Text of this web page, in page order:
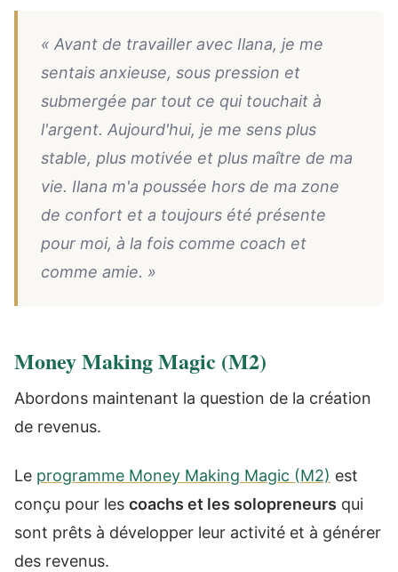
« Avant de travailler avec Ilana, je me
sentais anxieuse, sous pression et
submergée par tout ce qui touchait à
l'argent. Aujourd'hui, je me sens plus
stable, plus motivée et plus maître de ma
vie. Ilana m'a poussée hors de ma zone
de confort et a toujours été présente
pour moi, à la fois comme coach et
comme amie. »
Money Making Magic (M2)
Abordons maintenant la question de la création
de revenus.
Le programme Money Making Magic (M2) est
conçu pour les coachs et les solopreneurs qui
sont prêts à développer leur activité et à générer
des revenus.